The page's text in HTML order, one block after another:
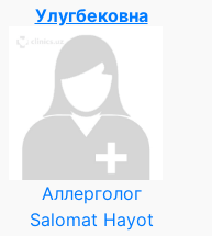
Улугбековна
Аллерголог
Salomat Hayot